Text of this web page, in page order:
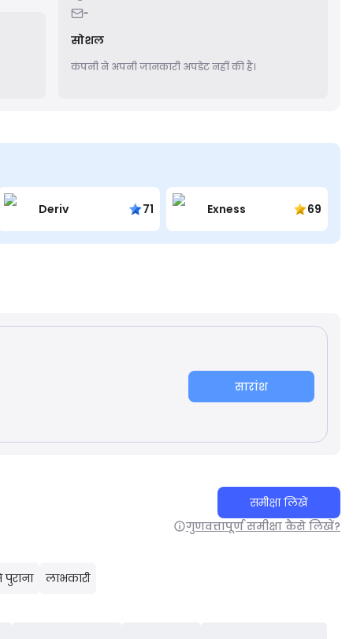
-
सोशल
कंपनी ने अपनी जानकारी अपडेट नहीं की है।
Deriv 71 Exness 69
सारांश
समीक्षा लिखें
गुणवत्तापूर्ण समीक्षा कैसे लिखें?
लाभकारी